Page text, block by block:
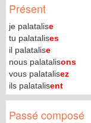
Présent
je palatalise
tu palatalises
il palatalise
nous palatalisons
vous palatalisez
ils palatalisent
Passé composé